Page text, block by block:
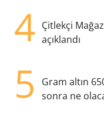
4 Çitlekçi
açıklandı
5
Gram altın
sonra ne